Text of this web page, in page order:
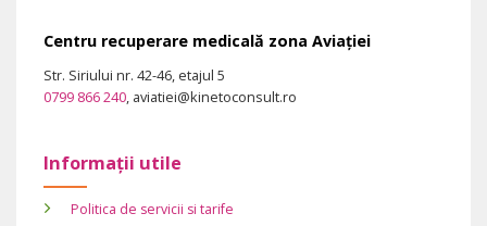
Centru recuperare medicală zona Aviației
Str. Siriului nr. 42-46, etajul 5
0799 866 240, aviatiei@kinetoconsult.ro
Informații utile
Politica de servicii si tarife